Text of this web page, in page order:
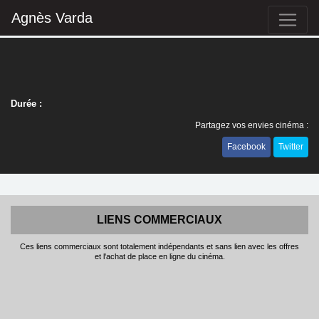
Agnès Varda
Durée :
Partagez vos envies cinéma :
Facebook Twitter
LIENS COMMERCIAUX
Ces liens commerciaux sont totalement indépendants et sans lien avec les offres
et l'achat de place en ligne du cinéma.